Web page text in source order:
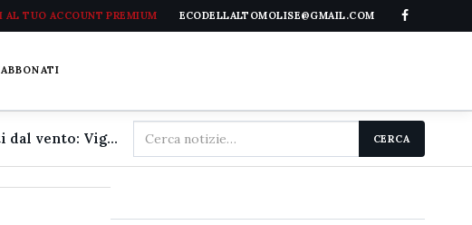
AL TUO ACCOUNT PREMIUM ECODELLALTOMOLISE@GMAIL.COM
ABBONATI
Tromba d'aria nella valle del Volturno, decine di alberi abbattuti dal vento: Vigili del fuoco ripristinano lo stato dei luoghi
Cerca
nel
CERCA